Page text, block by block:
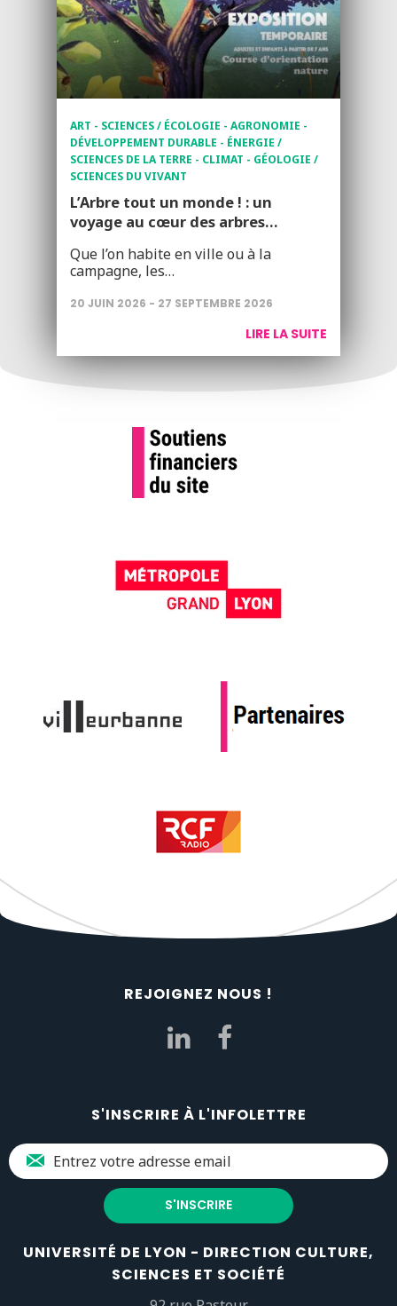
ART - SCIENCES / ÉCOLOGIE - AGRONOMIE -
DÉVELOPPEMENT DURABLE - ÉNERGIE /
SCIENCES DE LA TERRE - CLIMAT - GÉOLOGIE /
SCIENCES DU VIVANT
L’Arbre tout un monde ! : un
voyage au cœur des arbres…
Que l’on habite en ville ou à la
campagne, les…
20 JUIN 2026 - 27 SEPTEMBRE 2026
LIRE LA SUITE
REJOIGNEZ NOUS !
S'INSCRIRE À L'INFOLETTRE
UNIVERSITÉ DE LYON - DIRECTION CULTURE,
SCIENCES ET SOCIÉTÉ